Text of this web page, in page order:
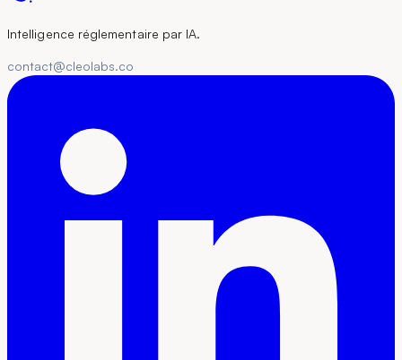
Intelligence réglementaire par IA.
contact@cleolabs.co